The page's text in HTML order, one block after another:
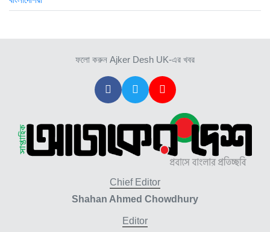
ফলো করুন Ajker Desh UK-এর খবর
Chief Editor
Shahan Ahmed Chowdhury
Editor